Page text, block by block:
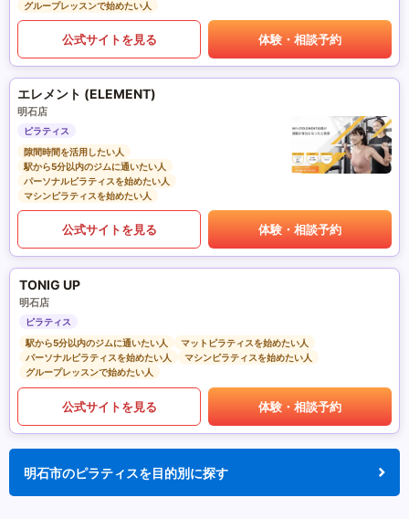
グループレッスンで始めたい人
公式サイトを見る 体験・相談予約
エレメント (ELEMENT)
明石店
ピラティス
隙間時間を活用したい人
駅から5分以内のジムに通いたい人
パーソナルピラティスを始めたい人
マシンピラティスを始めたい人
公式サイトを見る 体験・相談予約
TONIG UP
明石店
ピラティス
駅から5分以内のジムに通いたい人
マットピラティスを始めたい人
パーソナルピラティスを始めたい人
マシンピラティスを始めたい人
グループレッスンで始めたい人
公式サイトを見る 体験・相談予約
明石市のピラティスを目的別に探す